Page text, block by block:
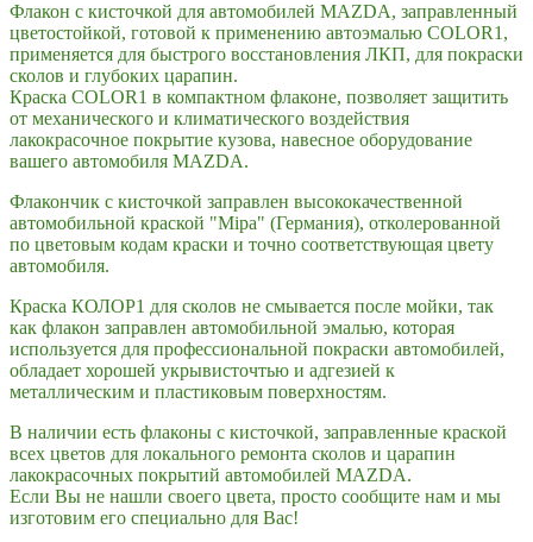
Флакон с кисточкой для автомобилей MAZDA, заправленный
цветостойкой, готовой к применению автоэмалью COLOR1,
применяется для быстрого восстановления ЛКП, для покраски
сколов и глубоких царапин.
Краска COLOR1 в компактном флаконе, позволяет защитить
от механического и климатического воздействия
лакокрасочное покрытие кузова, навесное оборудование
вашего автомобиля MAZDA.
Флакончик с кисточкой заправлен высококачественной
автомобильной краской "Mipa" (Германия), отколерованной
по цветовым кодам краски и точно соответствующая цвету
автомобиля.
Краска КОЛОР1 для сколов не смывается после мойки, так
как флакон заправлен автомобильной эмалью, которая
используется для профессиональной покраски автомобилей,
обладает хорошей укрывисточтью и адгезией к
металлическим и пластиковым поверхностям.
В наличии есть флаконы с кисточкой, заправленные краской
всех цветов для локального ремонта сколов и царапин
лакокрасочных покрытий автомобилей MAZDA.
Если Вы не нашли своего цвета, просто сообщите нам и мы
изготовим его специально для Вас!